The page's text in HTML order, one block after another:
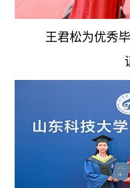
王君松为优秀